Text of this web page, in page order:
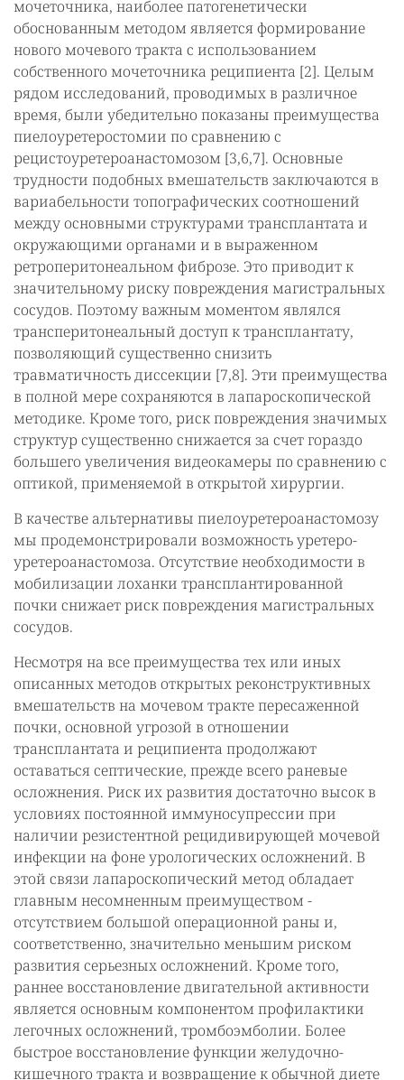
мочеточника, наиболее патогенетически
обоснованным методом является формирование
нового мочевого тракта с использованием
собственного мочеточника реципиента [2]. Целым
рядом исследований, проводимых в различное
время, были убедительно показаны преимущества
пиелоуретеростомии по сравнению с
рецистоуретероанастомозом [3,6,7]. Основные
трудности подобных вмешательств заключаются в
вариабельности топографических соотношений
между основными структурами трансплантата и
окружающими органами и в выраженном
ретроперитонеальном фиброзе. Это приводит к
значительному риску повреждения магистральных
сосудов. Поэтому важным моментом являлся
трансперитонеальный доступ к трансплантату,
позволяющий существенно снизить
травматичность диссекции [7,8]. Эти преимущества
в полной мере сохраняются в лапароскопической
методике. Кроме того, риск повреждения значимых
структур существенно снижается за счет гораздо
большего увеличения видеокамеры по сравнению с
оптикой, применяемой в открытой хирургии.
В качестве альтернативы пиелоуретероанастомозу
мы продемонстрировали возможность уретеро-
уретероанастомоза. Отсутствие необходимости в
мобилизации лоханки трансплантированной
почки снижает риск повреждения магистральных
сосудов.
Несмотря на все преимущества тех или иных
описанных методов открытых реконструктивных
вмешательств на мочевом тракте пересаженной
почки, основной угрозой в отношении
трансплантата и реципиента продолжают
оставаться септические, прежде всего раневые
осложнения. Риск их развития достаточно высок в
условиях постоянной иммуносупрессии при
наличии резистентной рецидивирующей мочевой
инфекции на фоне урологических осложнений. В
этой связи лапароскопический метод обладает
главным несомненным преимуществом -
отсутствием большой операционной раны и,
соответственно, значительно меньшим риском
развития серьезных осложнений. Кроме того,
раннее восстановление двигательной активности
является основным компонентом профилактики
легочных осложнений, тромбоэмболии. Более
быстрое восстановление функции желудочно-
кишечного тракта и возвращение к обычной диете